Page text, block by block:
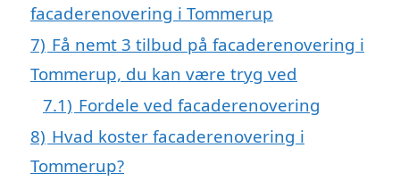
facaderenovering i Tommerup
7) Få nemt 3 tilbud på facaderenovering i
Tommerup, du kan være tryg ved
7.1) Fordele ved facaderenovering
8) Hvad koster facaderenovering i
Tommerup?